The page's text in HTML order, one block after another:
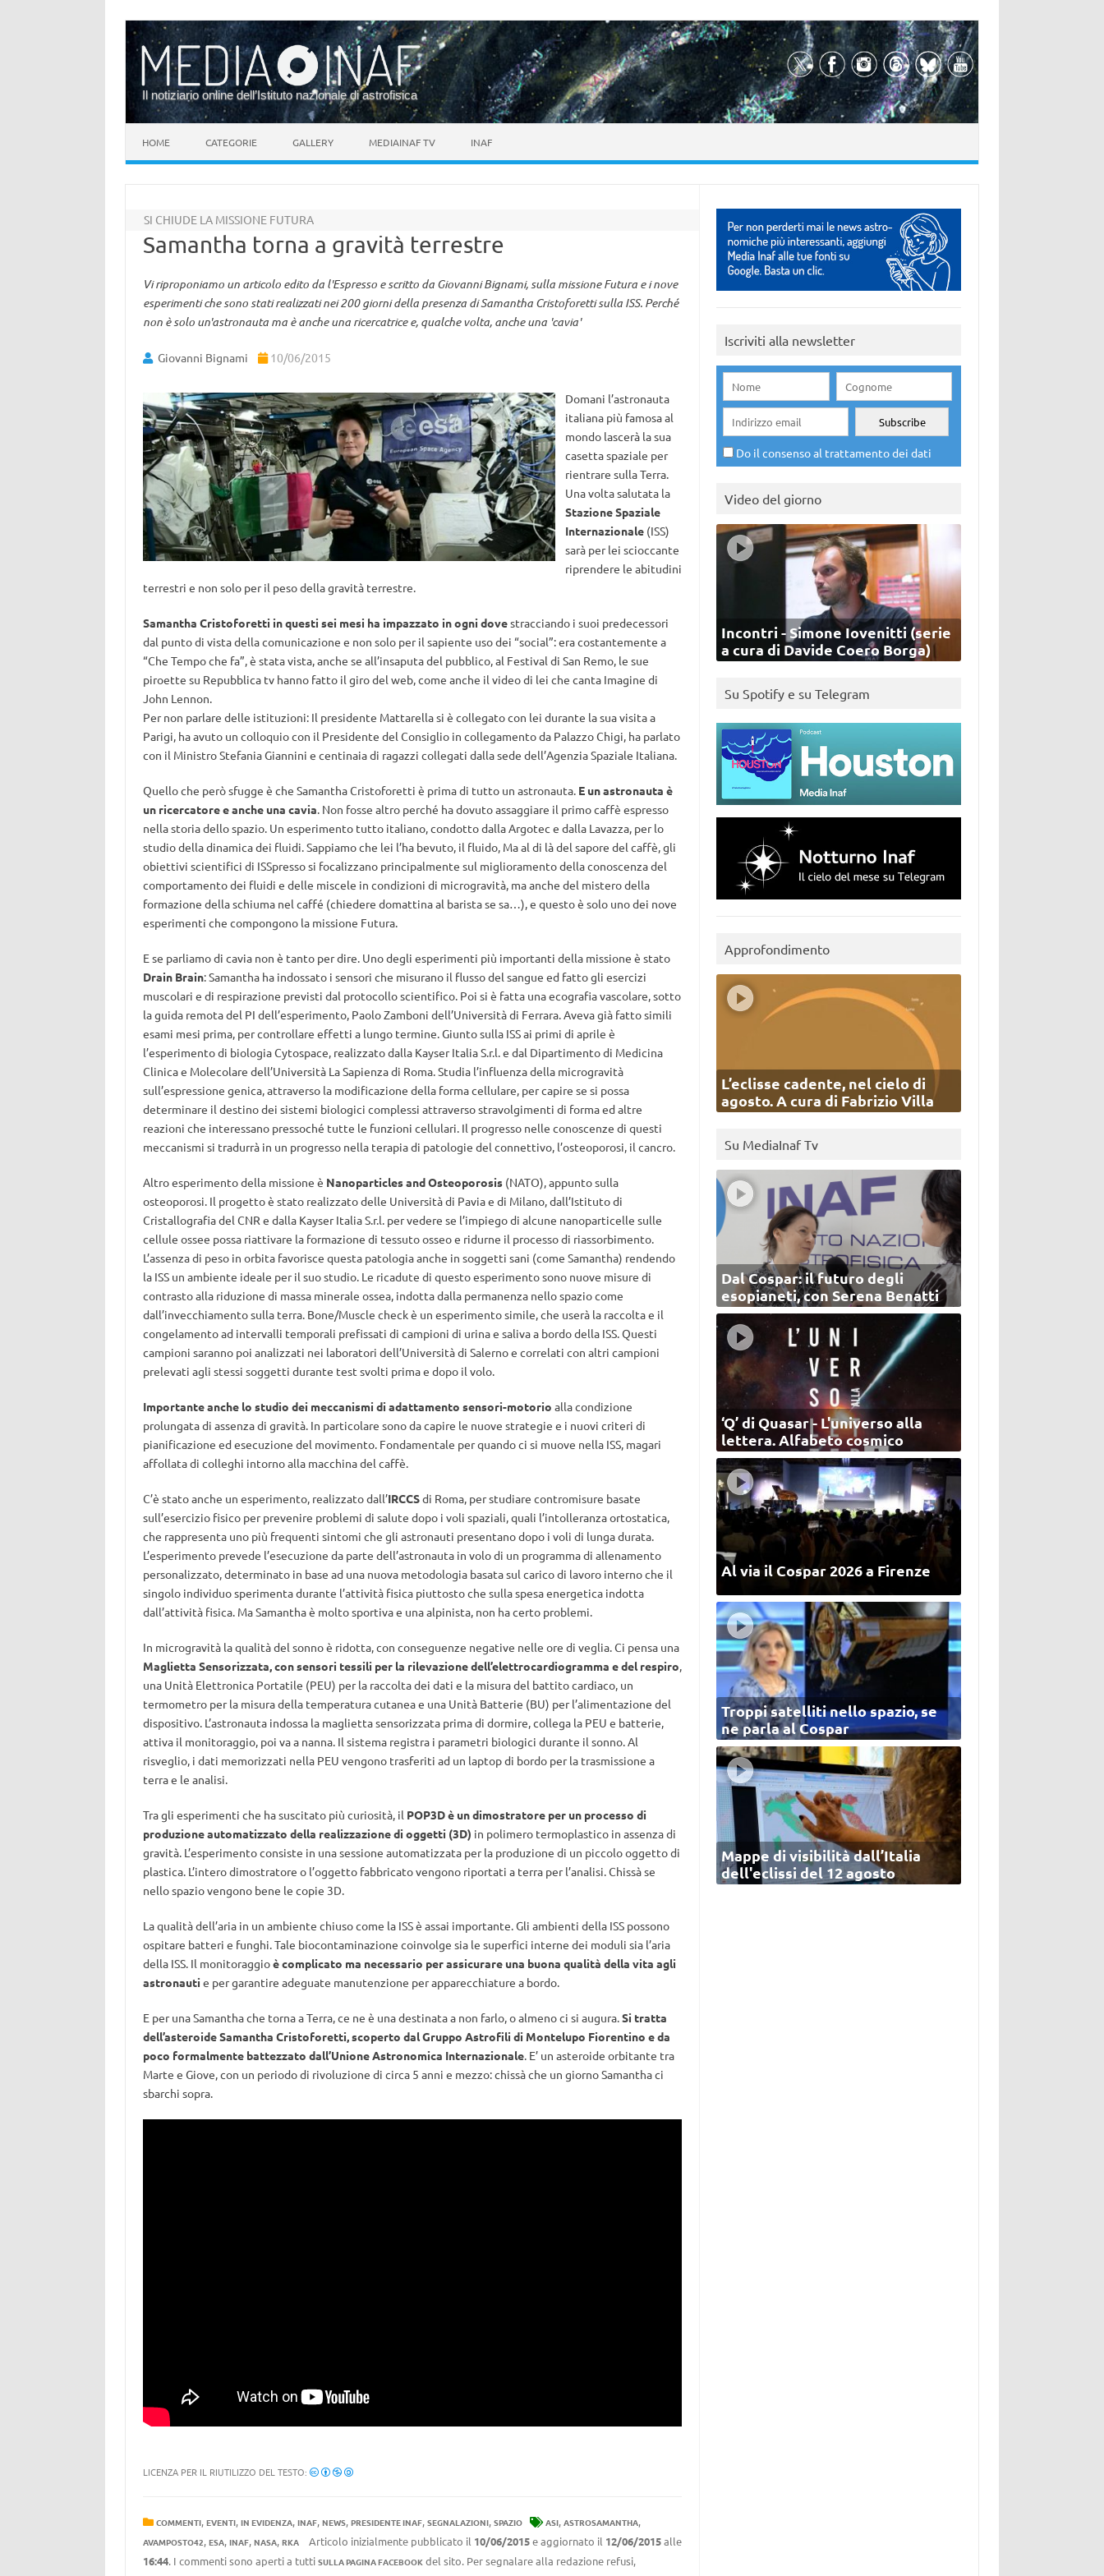
Il notiziario online dell’Istituto nazionale di astrofisica
HOME CATEGORIE GALLERY MEDIAINAF TV INAF
SI CHIUDE LA MISSIONE FUTURA
Samantha torna a gravità terrestre
Vi riproponiamo un articolo edito da l'Espresso e scritto da Giovanni Bignami, sulla missione Futura e i nove
esperimenti che sono stati realizzati nei 200 giorni della presenza di Samantha Cristoforetti sulla ISS. Perché
non è solo un'astronauta ma è anche una ricercatrice e, qualche volta, anche una 'cavia'
Giovanni Bignami 10/06/2015
Domani l’astronauta
italiana più famosa al
mondo lascerà la sua
casetta spaziale per
rientrare sulla Terra.
Una volta salutata la
Stazione Spaziale
Internazionale(ISS)
sarà per lei scioccante
riprendere le abitudini
terrestri e non solo per il peso della gravità terrestre.
Samantha Cristoforetti in questi sei mesi ha impazzato in ogni dovestracciando i suoi predecessori
dal punto di vista della comunicazione e non solo per il sapiente uso dei “social”: era costantemente a
“Che Tempo che fa”, è stata vista, anche se all’insaputa del pubblico, al Festival di San Remo, le sue
piroette su Repubblica tv hanno fatto il giro del web, come anche il video di lei che canta Imagine di
John Lennon.
Per non parlare delle istituzioni: Il presidente Mattarella si è collegato con lei durante la sua visita a
Parigi, ha avuto un colloquio con il Presidente del Consiglio in collegamento da Palazzo Chigi, ha parlato
con il Ministro Stefania Giannini e centinaia di ragazzi collegati dalla sede dell’Agenzia Spaziale Italiana.
Quello che però sfugge è che Samantha Cristoforetti è prima di tutto un astronauta. E un astronauta è
un ricercatore e anche una cavia. Non fosse altro perché ha dovuto assaggiare il primo caffè espresso
nella storia dello spazio. Un esperimento tutto italiano, condotto dalla Argotec e dalla Lavazza, per lo
studio della dinamica dei fluidi. Sappiamo che lei l’ha bevuto, il fluido, Ma al di là del sapore del caffè, gli
obiettivi scientifici di ISSpresso si focalizzano principalmente sul miglioramento della conoscenza del
comportamento dei fluidi e delle miscele in condizioni di microgravità, ma anche del mistero della
formazione della schiuma nel caffé (chiedere domattina al barista se sa…), e questo è solo uno dei nove
esperimenti che compongono la missione Futura.
E se parliamo di cavia non è tanto per dire. Uno degli esperimenti più importanti della missione è stato
Drain Brain: Samantha ha indossato i sensori che misurano il flusso del sangue ed fatto gli esercizi
muscolari e di respirazione previsti dal protocollo scientifico. Poi si è fatta una ecografia vascolare, sotto
la guida remota del PI dell’esperimento, Paolo Zamboni dell’Università di Ferrara. Aveva già fatto simili
esami mesi prima, per controllare effetti a lungo termine. Giunto sulla ISS ai primi di aprile è
l’esperimento di biologia Cytospace, realizzato dalla Kayser Italia S.r.l. e dal Dipartimento di Medicina
Clinica e Molecolare dell’Università La Sapienza di Roma. Studia l’influenza della microgravità
sull’espressione genica, attraverso la modificazione della forma cellulare, per capire se si possa
determinare il destino dei sistemi biologici complessi attraverso stravolgimenti di forma ed altre
reazioni che interessano pressoché tutte le funzioni cellulari. Il progresso nelle conoscenze di questi
meccanismi si tradurrà in un progresso nella terapia di patologie del connettivo, l’osteoporosi, il cancro.
Altro esperimento della missione è Nanoparticles and Osteoporosis(NATO), appunto sulla
osteoporosi. Il progetto è stato realizzato delle Università di Pavia e di Milano, dall’Istituto di
Cristallografia del CNR e dalla Kayser Italia S.r.l. per vedere se l’impiego di alcune nanoparticelle sulle
cellule ossee possa riattivare la formazione di tessuto osseo e ridurne il processo di riassorbimento.
L’assenza di peso in orbita favorisce questa patologia anche in soggetti sani (come Samantha) rendendo
la ISS un ambiente ideale per il suo studio. Le ricadute di questo esperimento sono nuove misure di
contrasto alla riduzione di massa minerale ossea, indotta dalla permanenza nello spazio come
dall’invecchiamento sulla terra. Bone/Muscle check è un esperimento simile, che userà la raccolta e il
congelamento ad intervalli temporali prefissati di campioni di urina e saliva a bordo della ISS. Questi
campioni saranno poi analizzati nei laboratori dell’Università di Salerno e correlati con altri campioni
prelevati agli stessi soggetti durante test svolti prima e dopo il volo.
Importante anche lo studio dei meccanismi di adattamento sensori-motorio alla condizione
prolungata di assenza di gravità. In particolare sono da capire le nuove strategie e i nuovi criteri di
pianificazione ed esecuzione del movimento. Fondamentale per quando ci si muove nella ISS, magari
affollata di colleghi intorno alla macchina del caffè.
C’è stato anche un esperimento, realizzato dall’IRCCSdi Roma, per studiare contromisure basate
sull’esercizio fisico per prevenire problemi di salute dopo i voli spaziali, quali l’intolleranza ortostatica,
che rappresenta uno più frequenti sintomi che gli astronauti presentano dopo i voli di lunga durata.
L’esperimento prevede l’esecuzione da parte dell’astronauta in volo di un programma di allenamento
personalizzato, determinato in base ad una nuova metodologia basata sul carico di lavoro interno che il
singolo individuo sperimenta durante l’attività fisica piuttosto che sulla spesa energetica indotta
dall’attività fisica. Ma Samantha è molto sportiva e una alpinista, non ha certo problemi.
In microgravità la qualità del sonno è ridotta, con conseguenze negative nelle ore di veglia. Ci pensa una
Maglietta Sensorizzata, con sensori tessili per la rilevazione dell’elettrocardiogramma e del respiro,
una Unità Elettronica Portatile (PEU) per la raccolta dei dati e la misura del battito cardiaco, un
termometro per la misura della temperatura cutanea e una Unità Batterie (BU) per l’alimentazione del
dispositivo. L’astronauta indossa la maglietta sensorizzata prima di dormire, collega la PEU e batterie,
attiva il monitoraggio, poi va a nanna. Il sistema registra i parametri biologici durante il sonno. Al
risveglio, i dati memorizzati nella PEU vengono trasferiti ad un laptop di bordo per la trasmissione a
terra e le analisi.
Tra gli esperimenti che ha suscitato più curiosità, il POP3D è un dimostratore per un processo di
produzione automatizzato della realizzazione di oggetti (3D) in polimero termoplastico in assenza di
gravità. L’esperimento consiste in una sessione automatizzata per la produzione di un piccolo oggetto di
plastica. L’intero dimostratore o l’oggetto fabbricato vengono riportati a terra per l’analisi. Chissà se
nello spazio vengono bene le copie 3D.
La qualità dell’aria in un ambiente chiuso come la ISS è assai importante. Gli ambienti della ISS possono
ospitare batteri e funghi. Tale biocontaminazione coinvolge sia le superfici interne dei moduli sia l’aria
della ISS. Il monitoraggioè complicato ma necessario per assicurare una buona qualità della vita agli
astronauti e per garantire adeguate manutenzione per apparecchiature a bordo.
E per una Samantha che torna a Terra, ce ne è una destinata a non farlo, o almeno ci si augura.Si tratta
dell’asteroide Samantha Cristoforetti, scoperto dal Gruppo Astrofili di Montelupo Fiorentino e da
poco formalmente battezzato dall’Unione Astronomica Internazionale. E’ un asteroide orbitante tra
Marte e Giove, con un periodo di rivoluzione di circa 5 anni e mezzo: chissà che un giorno Samantha ci
sbarchi sopra.
LICENZA PER IL RIUTILIZZO DEL TESTO:
COMMENTI, EVENTI, IN EVIDENZA, INAF, NEWS, PRESIDENTE INAF, SEGNALAZIONI, SPAZIO ASI, ASTROSAMANTHA,
AVAMPOSTO42, ESA, INAF, NASA, RKA Articolo inizialmente pubblicato il 10/06/2015e aggiornato il 12/06/2015alle
16:44. I commenti sono aperti a tutti SULLA PAGINA FACEBOOKdel sito. Per segnalare alla redazione refusi,
Iscriviti alla newsletter
Do il consenso al trattamento dei dati
Video del giorno
Incontri - Simone Iovenitti (serie
a cura di Davide Coero Borga)
Su Spotify e su Telegram
Approfondimento
L’eclisse cadente, nel cielo di
agosto. A cura di Fabrizio Villa
Su MediaInaf Tv
Dal Cospar: il futuro degli
esopianeti, con Serena Benatti
‘Q’ di Quasar - L'universo alla
lettera. Alfabeto cosmico
Al via il Cospar 2026 a Firenze
Troppi satelliti nello spazio, se
ne parla al Cospar
Mappe di visibilità dall’Italia
dell'eclissi del 12 agosto